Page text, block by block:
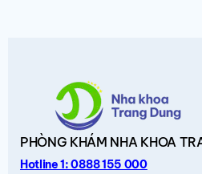
PHÒNG KHÁM NHA KHOA
Hotline 1: 0888 155 000